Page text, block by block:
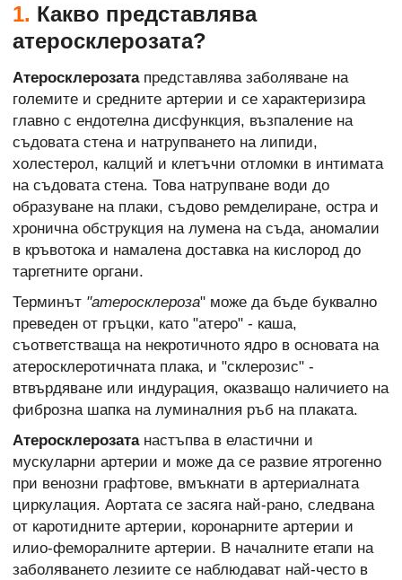
1. Какво представлява
атеросклерозата?
Атеросклерозатапредставлява заболяване на
големите и средните артерии и се характеризира
главно с ендотелна дисфункция, възпаление на
съдовата стена и натрупването на липиди,
холестерол, калций и клетъчни отломки в интимата
на съдовата стена. Това натрупване води до
образуване на плаки, съдово ремделиране, остра и
хронична обструкция на лумена на съда, аномалии
в кръвотока и намалена доставка на кислород до
таргетните органи.
Терминът "атеросклероза" може да бъде буквално
преведен от гръцки, като "атеро" - каша,
съответстваща на некротичното ядро в основата на
атеросклеротичната плака, и "склерозис" -
втвърдяване или индурация, оказващо наличието на
фиброзна шапка на луминалния ръб на плаката.
Атеросклерозатанастъпва в еластични и
мускуларни артерии и може да се развие ятрогенно
при венозни графтове, вмъкнати в артериалната
циркулация. Аортата се засяга най-рано, следвана
от каротидните артерии, коронарните артерии и
илио-феморалните артерии. В началните етапи на
заболяването лезиите се наблюдават най-често в